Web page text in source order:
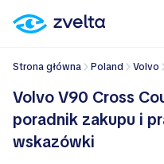
Strona główna Poland Volvo
Volvo V90 Cross
poradnik zakupu i
wskazówki